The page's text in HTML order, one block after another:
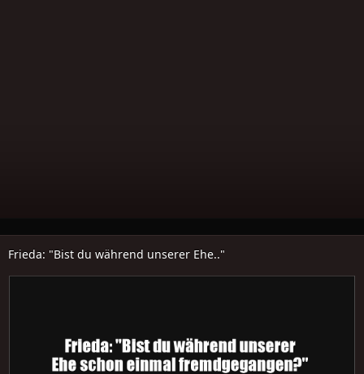
Frieda: "Bist du während unserer Ehe.."